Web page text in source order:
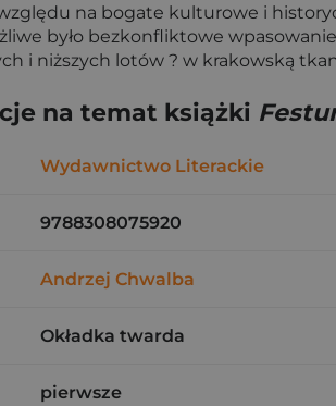
na bogate kulturowe i
było bezkonfliktowe
i niższych lotów ? w krakowską
na temat książki
Wydawnictwo Literackie
9788308075920
Andrzej Chwalba
Okładka twarda
pierwsze